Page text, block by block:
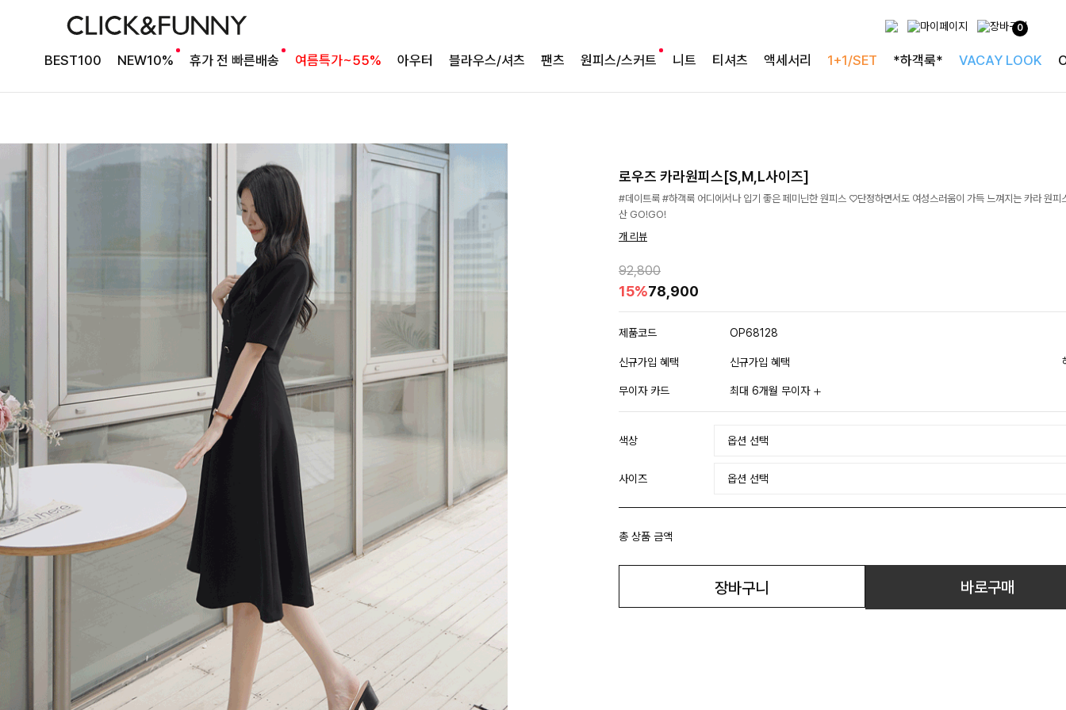
0
BEST100 NEW10% 휴가 전 빠른배송 여름특가~55% 아우터 블라우스/셔츠 팬츠 원피스/스커트 니트 티셔츠 액세서리 1+1/SET *하객룩* VACAY LOOK
로우즈 카라원피스[S,M,L사이즈]
#데이트룩 #하객룩 어디에서나 입기 좋은 페미닌한 원피스 ♡단정하면서도 여성스러움이 가득 느껴지는 카라 원피
산 GO!GO!
개 리뷰
92,800
15%78,900
제품코드 OP68128
신규가입 혜택 신규가입 혜택
무이자 카드 최대 6개월 무이자
색상
사이즈
총 상품 금액
장바구니 바로구매